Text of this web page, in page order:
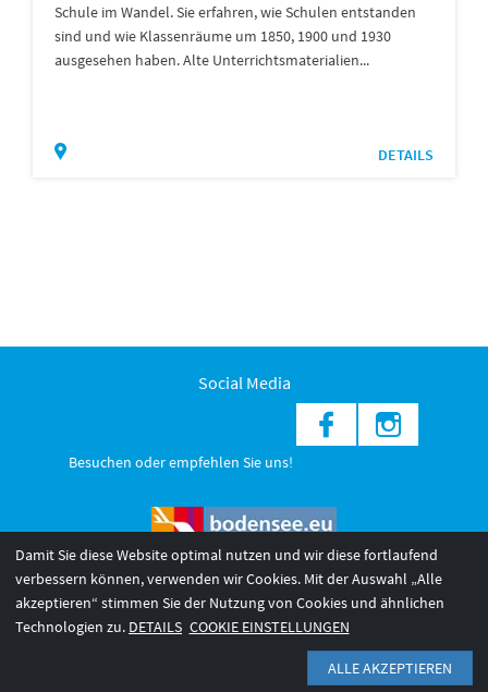
Schule im Wandel. Sie erfahren, wie Schulen entstanden
sind und wie Klassenräume um 1850, 1900 und 1930
ausgesehen haben. Alte Unterrichtsmaterialien...
DETAILS
Social Media
Besuchen oder empfehlen Sie uns!
© 2026 Internationale Bodensee Tourismus GmbH
Damit Sie diese Website optimal nutzen und wir diese fortlaufend
verbessern können, verwenden wir Cookies. Mit der Auswahl „Alle
akzeptieren“ stimmen Sie der Nutzung von Cookies und ähnlichen
Technologien zu. DETAILS COOKIE EINSTELLUNGEN
ALLE AKZEPTIEREN